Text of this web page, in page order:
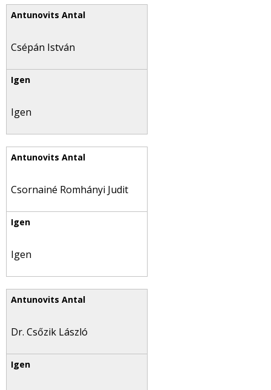
Csépán István
Igen
Csornainé Romhányi Judit
Igen
Dr. Csőzik László